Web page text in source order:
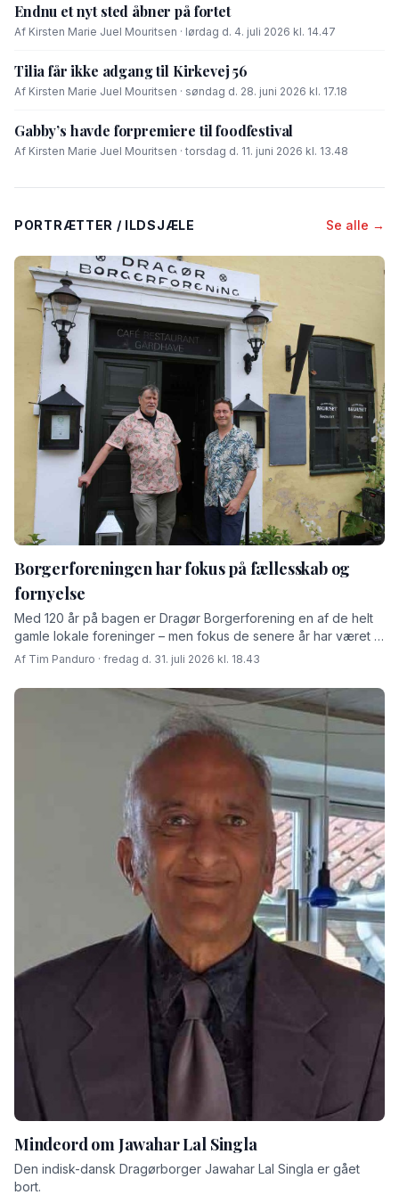
Endnu et nyt sted åbner på fortet
Af Kirsten Marie Juel Mouritsen · lørdag d. 4. juli 2026 kl. 14.47
Tilia får ikke adgang til Kirkevej 56
Af Kirsten Marie Juel Mouritsen · søndag d. 28. juni 2026 kl. 17.18
Gabby’s havde forpremiere til foodfestival
Af Kirsten Marie Juel Mouritsen · torsdag d. 11. juni 2026 kl. 13.48
PORTRÆTTER / ILDSJÆLE Se alle →
Borgerforeningen har fokus på fællesskab og
fornyelse
Med 120 år på bagen er Dragør Borgerforening en af de helt
gamle lokale foreninger – men fokus de senere år har været at
skabe rammer for fremtiden fortæller den afgåede formand
Af Tim Panduro · fredag d. 31. juli 2026 kl. 18.43
Mindeord om Jawahar Lal Singla
Den indisk-dansk Dragørborger Jawahar Lal Singla er gået
bort.